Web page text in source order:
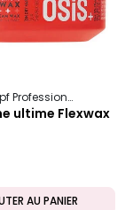
Schwarzkopf Professional
ultime Flexwax
AU PANIER